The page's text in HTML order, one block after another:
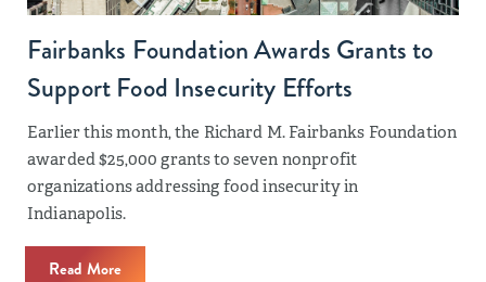
Fairbanks Foundation Awards Grants to
Support Food Insecurity Efforts
Earlier this month, the Richard M. Fairbanks Foundation
awarded $25,000 grants to seven nonprofit
organizations addressing food insecurity in
Indianapolis.
Read More